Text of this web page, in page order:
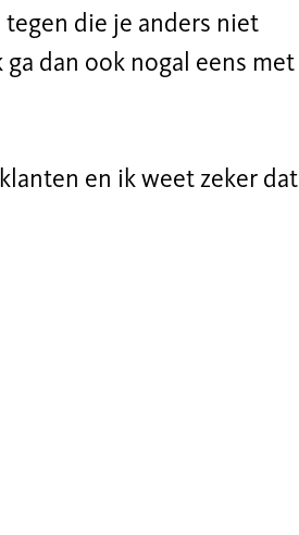
die je anders niet
ga dan ook nogal eens met
en ik weet zeker dat